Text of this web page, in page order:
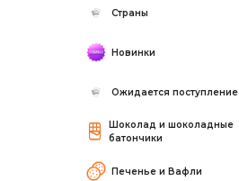
Страны
Новинки
Ожидается поступление
Шоколад и шоколадные
батончики
Печенье и Вафли